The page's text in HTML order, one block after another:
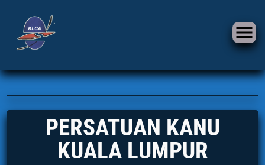
PERSATUAN KANU
KUALA LUMPUR